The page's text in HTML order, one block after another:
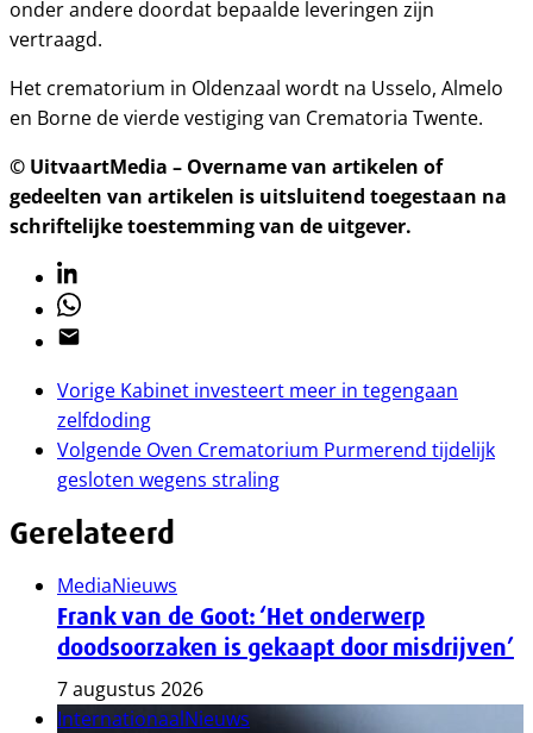
onder andere doordat bepaalde leveringen zijn
vertraagd.
Het crematorium in Oldenzaal wordt na Usselo, Almelo
en Borne de vierde vestiging van Crematoria Twente.
© UitvaartMedia – Overname van artikelen of
gedeelten van artikelen is uitsluitend toegestaan na
schriftelijke toestemming van de uitgever.
Linkedin
Whatsapp
Email
Vorige Kabinet investeert meer in tegengaan
zelfdoding
Volgende Oven Crematorium Purmerend tijdelijk
gesloten wegens straling
Gerelateerd
MediaNieuws
Frank van de Goot: ‘Het onderwerp
doodsoorzaken is gekaapt door misdrijven’
7 augustus 2026
InternationaalNieuws